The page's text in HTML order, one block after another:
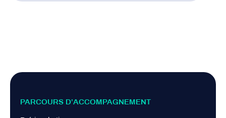
PARCOURS D’ACCOMPAGNEMENT